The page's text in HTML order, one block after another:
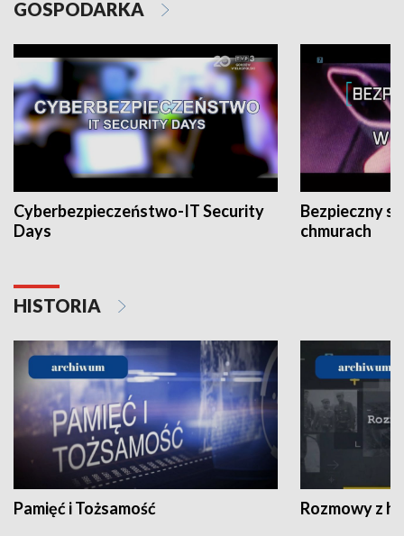
GOSPODARKA
Cyberbezpieczeństwo-IT Security
Days
Bezpieczny
chmurach
HISTORIA
Pamięć i Tożsamość Rozmowy z